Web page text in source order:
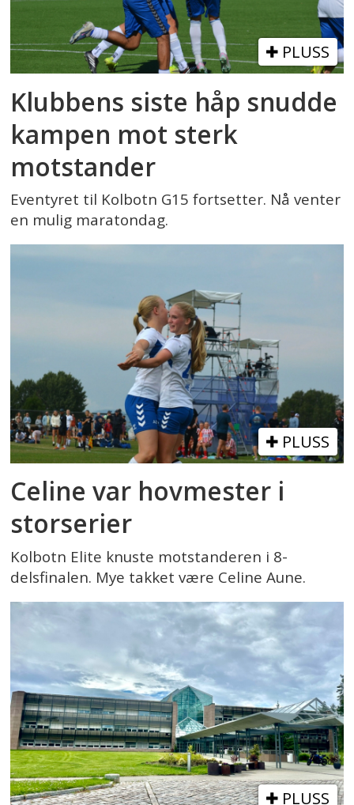
PLUSS
Klubbens siste håp snudde
kampen mot sterk
motstander
Eventyret til Kolbotn G15 fortsetter. Nå venter
en mulig maratondag.
PLUSS
Celine var hovmester i
storserier
Kolbotn Elite knuste motstanderen i 8-
delsfinalen. Mye takket være Celine Aune.
PLUSS